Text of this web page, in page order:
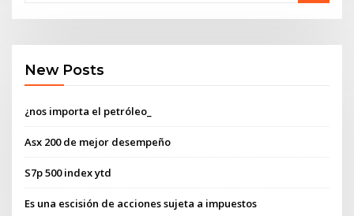
New Posts
¿nos importa el petróleo_
Asx 200 de mejor desempeño
S7p 500 index ytd
Es una escisión de acciones sujeta a impuestos